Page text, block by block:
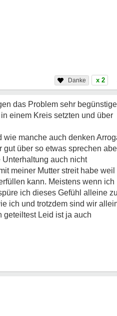
x 2
das Problem sehr
einem Kreis setzten und über
manche auch denken
über so etwas sprechen
auch nicht
meiner Mutter streit habe weil
kann. Meistens wenn ich
ich dieses Gefühl alleine zu
ich und trotzdem sind wir
geteiltest Leid ist ja auch